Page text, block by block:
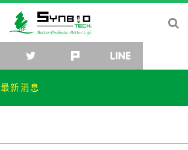
google+ twitter
最新消息